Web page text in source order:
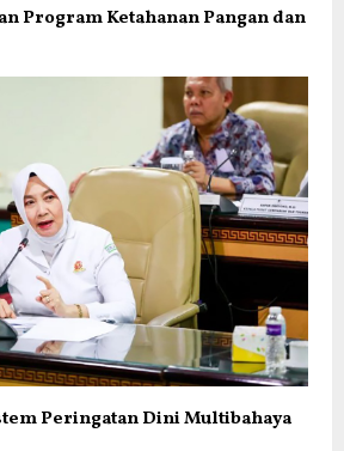
Program Ketahanan Pangan dan
Peringatan Dini Multibahaya